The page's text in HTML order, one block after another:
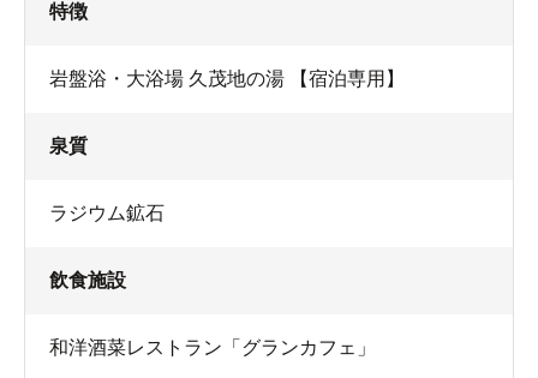
特徴
岩盤浴・大浴場 久茂地の湯 【宿泊専用】
泉質
ラジウム鉱石
飲食施設
和洋酒菜レストラン「グランカフェ」